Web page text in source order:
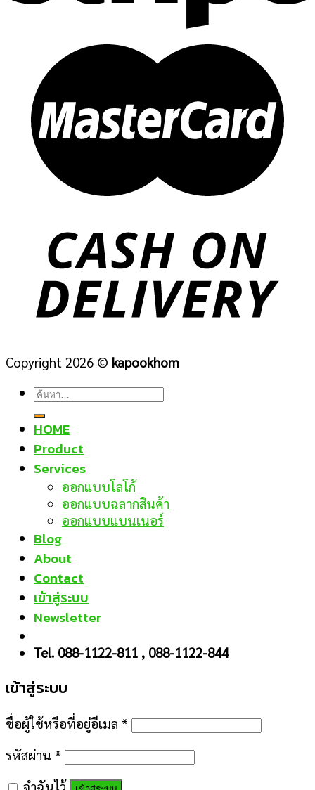
Copyright 2026 © kapookhom
ค้นหา:
HOME
Product
Services
ออกแบบโลโก้
ออกแบบฉลากสินค้า
ออกแบบแบนเนอร์
Blog
About
Contact
เข้าสู่ระบบ
Newsletter
Tel. 088-1122-811 , 088-1122-844
เข้าสู่ระบบ
ชื่อผู้ใช้หรือที่อยู่อีเมล *
รหัสผ่าน *
จำฉันไว้